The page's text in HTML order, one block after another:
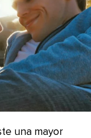
una mayor